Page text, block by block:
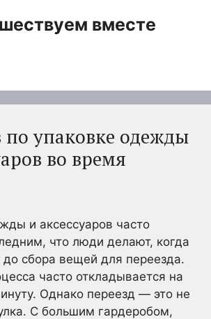
вместе
по упаковке одежды
во время
и аксессуаров часто
что люди делают, когда
до сбора вещей для переезда.
часто откладывается на
Однако переезд — это не
С большим гардеробом,